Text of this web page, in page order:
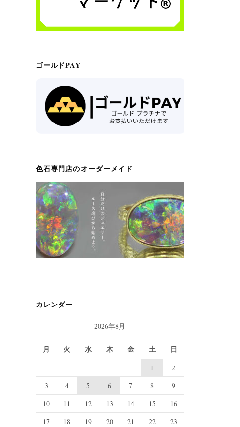
ゴールドPAY
色石専門店のオーダーメイド
カレンダー
2026年8月
月 火 水 木 金 土 日
1
2
3
4 5 6 7 8
9
10
11 12 13 14 15
16
17
18 19 20 21 22
23